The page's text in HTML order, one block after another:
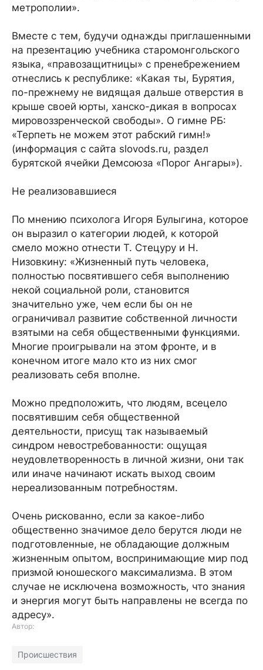
метрополии».
Вместе с тем, будучи однажды приглашенными
на презентацию учебника старомонгольского
языка, «правозащитницы» с пренебрежением
отнеслись к республике: «Какая ты, Бурятия,
по-прежнему не видящая дальше отверстия в
крыше своей юрты, ханско-дикая в вопросах
мировоззренческой свободы». О гимне РБ:
«Терпеть не можем этот рабский гимн!»
(информация с сайта slovods.ru, раздел
бурятской ячейки Демсоюза «Порог Ангары»).
Не реализовавшиеся
По мнению психолога Игоря Булыгина, которое
он выразил о категории людей, к которой
смело можно отнести Т. Стецуру и Н.
Низовкину: «Жизненный путь человека,
полностью посвятившего себя выполнению
некой социальной роли, становится
значительно уже, чем если бы он не
ограничивал развитие собственной личности
взятыми на себя общественными функциями.
Многие проигрывали на этом фронте, и в
конечном итоге мало кто из них смог
реализовать себя вполне.
Можно предположить, что людям, всецело
посвятившим себя общественной
деятельности, присущ так называемый
синдром невостребованности: ощущая
неудовлетворенность в личной жизни, они так
или иначе начинают искать выход своим
нереализованным потребностям.
Очень рискованно, если за какое-либо
общественно значимое дело берутся люди не
подготовленные, не обладающие должным
жизненным опытом, воспринимающие мир под
призмой юношеского максимализма. В этом
случае не исключена возможность, что знания
и энергия могут быть направлены не всегда по
адресу».
Автор:
Происшествия